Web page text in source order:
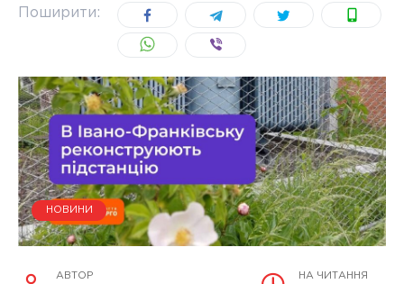
Поширити:
НОВИНИ
АВТОР НА ЧИТАННЯ